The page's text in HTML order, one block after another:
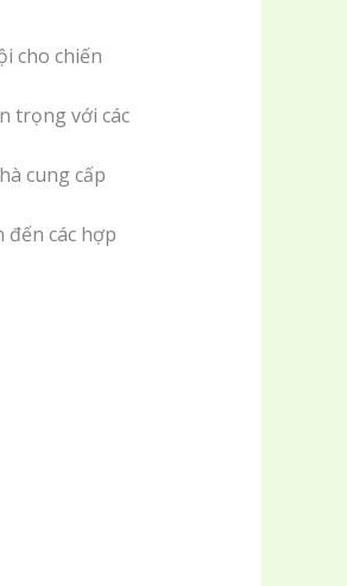
cho chiến
trọng với các
cung cấp
các hợp